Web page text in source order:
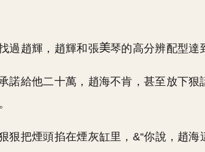
過趙輝，趙輝和張 琴的高分辨配型達
諾給他二十萬，趙海不肯，甚至放下狠
狠把煙頭掐在煙灰缸里，&“你說，趙海